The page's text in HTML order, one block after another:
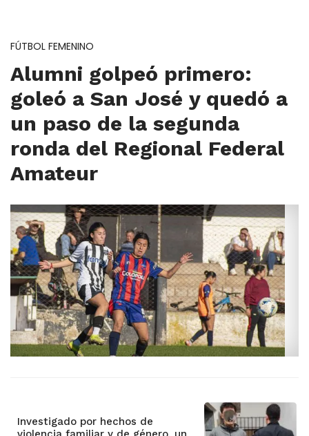
FÚTBOL FEMENINO
Alumni golpeó primero:
goleó a San José y quedó a
un paso de la segunda
ronda del Regional Federal
Amateur
Investigado por hechos de